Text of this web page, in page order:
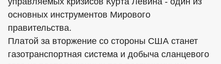
основных инструментов Мирового
правительства.
Платой за вторжение со стороны США станет
газотранспортная система и добыча сланцевого